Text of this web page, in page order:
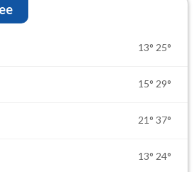
13° 25°
15° 29°
21° 37°
13° 24°